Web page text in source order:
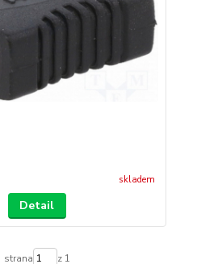
skladem
Detail
strana z 1